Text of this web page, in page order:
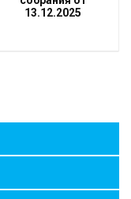
13.12.2025